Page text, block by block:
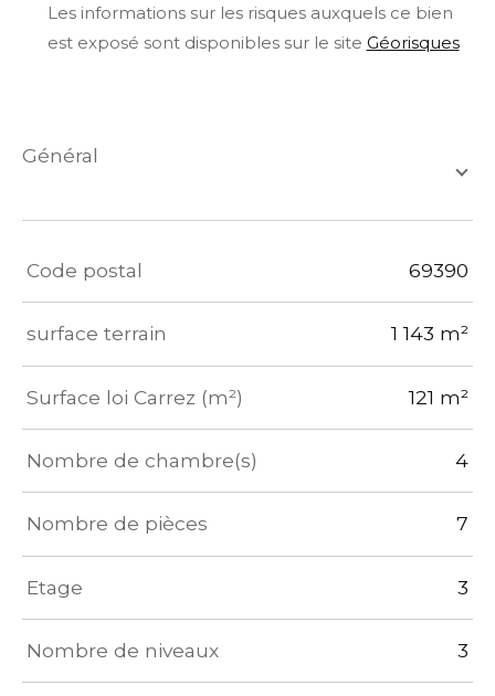
Les informations sur les risques auxquels ce bien
est exposé sont disponibles sur le site Géorisques
général
TRAD_ZEPHYR_Caracteristique TRAD_ZEPHYR_Valeurs
Code postal 69390
surface terrain 1 143 m²
Surface loi Carrez (m²) 121 m²
Nombre de chambre(s) 4
Nombre de pièces 7
Etage 3
Nombre de niveaux 3